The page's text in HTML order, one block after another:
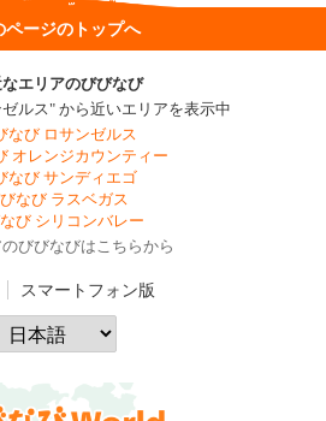
ページのトップへ
エリアのびびなび
ルス" から近いエリアを表示中
なび ロサンゼルス
オレンジカウンティー
なび サンディエゴ
なび ラスベガス
び シリコンバレー
びびなびはこちらから
スマートフォン版